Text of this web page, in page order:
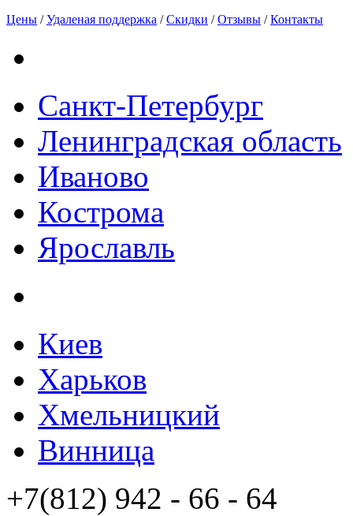
Цены /Удаленая поддержка /Скидки /Отзывы /Контакты
Санкт-Петербург
Ленинградская область
Иваново
Кострома
Ярославль
Киев
Харьков
Хмельницкий
Винница
+7(812) 942 - 66 - 64